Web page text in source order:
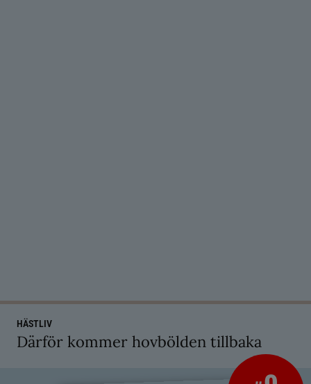
HÄSTLIV
Därför kommer hovbölden tillbaka